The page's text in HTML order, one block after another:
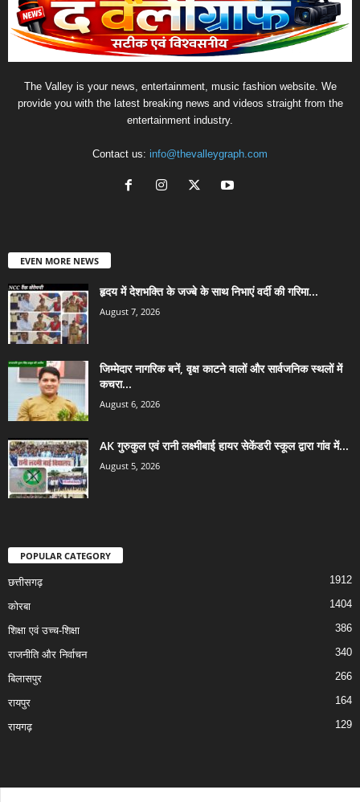
The Valley is your news, entertainment, music fashion website. We
provide you with the latest breaking news and videos straight from the
entertainment industry.
Contact us: info@thevalleygraph.com
EVEN MORE NEWS
हृदय में देशभक्ति के जज्बे के साथ निभाएं वर्दी की गरिमा...
August 7, 2026
जिम्मेदार नागरिक बनें, वृक्ष काटने वालों और सार्वजनिक स्थलों में
कचरा...
August 6, 2026
AK गुरुकुल एवं रानी लक्ष्मीबाई हायर सेकेंडरी स्कूल द्वारा गांव में...
August 5, 2026
POPULAR CATEGORY
छत्तीसगढ़ 1912
कोरबा 1404
शिक्षा एवं उच्च-शिक्षा 386
राजनीति और निर्वाचन 340
बिलासपुर 266
रायपुर 164
रायगढ़ 129